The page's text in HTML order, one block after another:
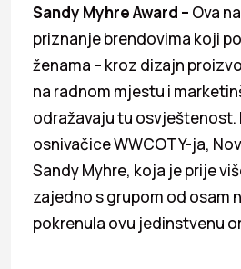
Sandy Myhre Award – Ova
priznanje brendovima koji
ženama – kroz dizajn
na radnom mjestu i
odražavaju tu osvještenost.
osnivačice WWCOTY-ja,
Sandy Myhre, koja je prije
zajedno s grupom od osam
pokrenula ovu jedinstvenu